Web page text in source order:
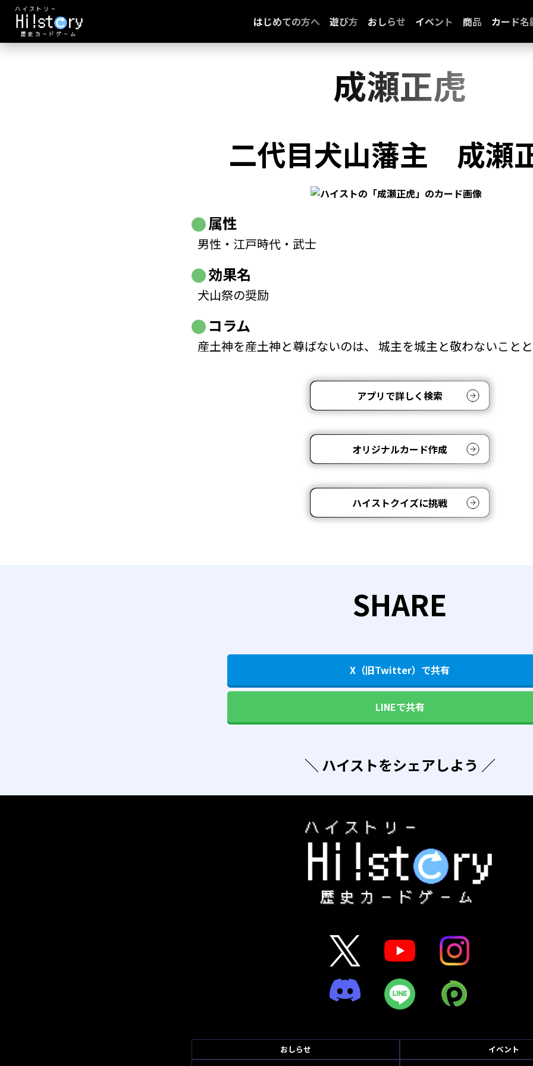
はじめての方へ 遊び方 おしらせ イベント 商品 カード名
成瀬正虎
二代目犬山藩主 成瀬
属性
男性・江戸時代・武士
効果名
犬山祭の奨励
コラム
産土神を産土神と尊ばないのは、 城主を城主と敬わないこと
アプリで詳しく検索
オリジナルカード作成
ハイストクイズに挑戦
SHARE
X（旧Twitter）で共有
LINEで共有
＼ ハイストをシェアしよう ／
おしらせ
イベント